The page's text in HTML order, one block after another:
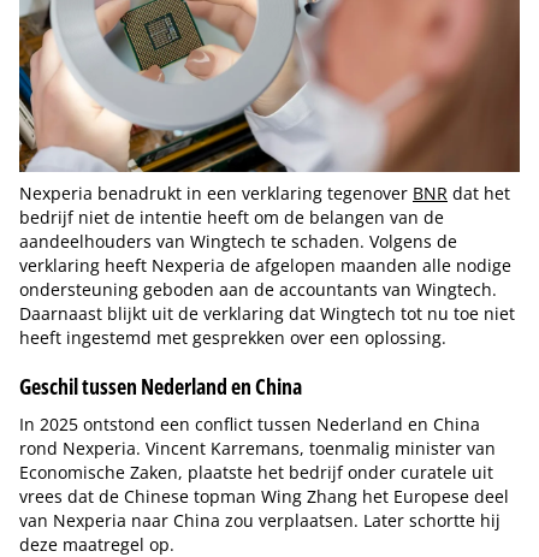
Nexperia benadrukt in een verklaring tegenover BNR dat het
bedrijf niet de intentie heeft om de belangen van de
aandeelhouders van Wingtech te schaden. Volgens de
verklaring heeft Nexperia de afgelopen maanden alle nodige
ondersteuning geboden aan de accountants van Wingtech.
Daarnaast blijkt uit de verklaring dat Wingtech tot nu toe niet
heeft ingestemd met gesprekken over een oplossing.
Geschil tussen Nederland en China
In 2025 ontstond een conflict tussen Nederland en China
rond Nexperia. Vincent Karremans, toenmalig minister van
Economische Zaken, plaatste het bedrijf onder curatele uit
vrees dat de Chinese topman Wing Zhang het Europese deel
van Nexperia naar China zou verplaatsen. Later schortte hij
deze maatregel op.